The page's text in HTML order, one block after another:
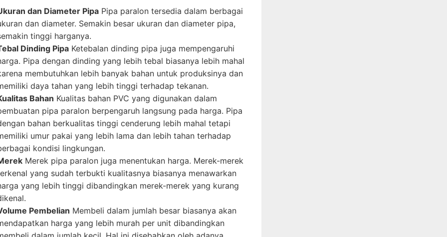
dan Diameter Pipa Pipa paralon tersedia dalam berbagai
dan diameter. Semakin besar ukuran dan diameter pipa,
tinggi harganya.
Dinding Pipa Ketebalan dinding pipa juga mempengaruhi
Pipa dengan dinding yang lebih tebal biasanya lebih mahal
membutuhkan lebih banyak bahan untuk produksinya dan
daya tahan yang lebih tinggi terhadap tekanan.
Bahan Kualitas bahan PVC yang digunakan dalam
pipa paralon berpengaruh langsung pada harga. Pipa
bahan berkualitas tinggi cenderung lebih mahal tetapi
umur pakai yang lebih lama dan lebih tahan terhadap
kondisi lingkungan.
Merek pipa paralon juga menentukan harga. Merek-merek
yang sudah terbukti kualitasnya biasanya menawarkan
yang lebih tinggi dibandingkan merek-merek yang kurang
Pembelian Membeli dalam jumlah besar biasanya akan
harga yang lebih murah per unit dibandingkan